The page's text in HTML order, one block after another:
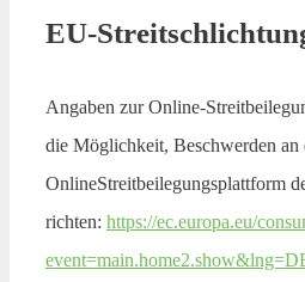
EU-
Angaben zur Online-
die Möglichkeit, Beschwerden an
OnlineStreitbeilegungsplattform
richten: https://ec.europa.eu/